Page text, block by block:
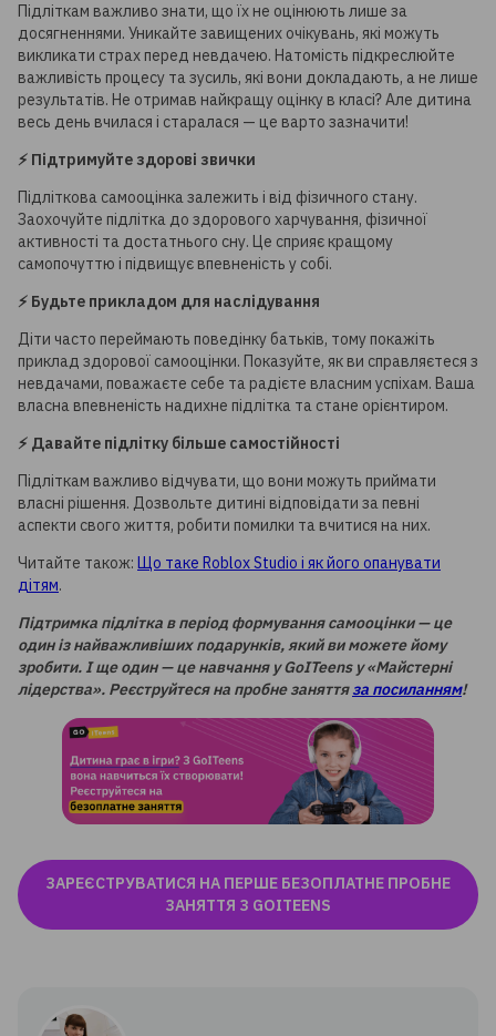
Підліткам важливо знати, що їх не оцінюють лише за
досягненнями. Уникайте завищених очікувань, які можуть
викликати страх перед невдачею. Натомість підкреслюйте
важливість процесу та зусиль, які вони докладають, а не лише
результатів. Не отримав найкращу оцінку в класі? Але дитина
весь день вчилася і старалася — це варто зазначити!
⚡️ Підтримуйте здорові звички
Підліткова самооцінка залежить і від фізичного стану.
Заохочуйте підлітка до здорового харчування, фізичної
активності та достатнього сну. Це сприяє кращому
самопочуттю і підвищує впевненість у собі.
⚡️ Будьте прикладом для наслідування
Діти часто переймають поведінку батьків, тому покажіть
приклад здорової самооцінки. Показуйте, як ви справляєтеся з
невдачами, поважаєте себе та радієте власним успіхам. Ваша
власна впевненість надихне підлітка та стане орієнтиром.
⚡️ Давайте підлітку більше самостійності
Підліткам важливо відчувати, що вони можуть приймати
власні рішення. Дозвольте дитині відповідати за певні
аспекти свого життя, робити помилки та вчитися на них.
Читайте також: Що таке Roblox Studio і як його опанувати
дітям.
Підтримка підлітка в період формування самооцінки — це
один із найважливіших подарунків, який ви можете йому
зробити. І ще один — це навчання у GoITeens у «Майстерні
лідерства». Реєструйтеся на пробне заняттяза посиланням!
ЗАРЕЄСТРУВАТИСЯ НА ПЕРШЕ БЕЗОПЛАТНЕ ПРОБНЕ
ЗАНЯТТЯ З GOITEENS